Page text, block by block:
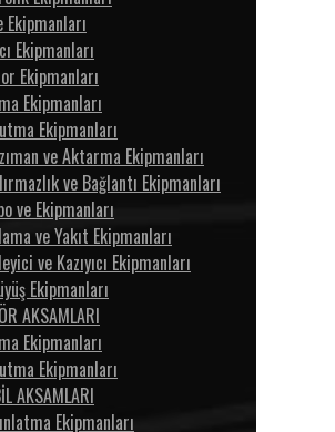
Ekipmanları
Ekipmanları
Ekipmanları
Ekipmanları
Ekipmanları
ve Aktarma Ekipmanları
ve Bağlantı Ekipmanları
ve Ekipmanları
ve Yakıt Ekipmanları
ve Kazıyıcı Ekipmanları
Ekipmanları
AKSAMLARI
Ekipmanları
Ekipmanları
AKSAMLARI
Ekipmanları